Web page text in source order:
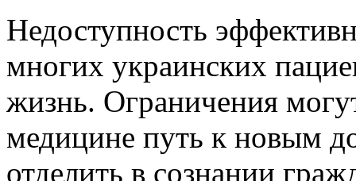
Недоступность
многих украинских
жизнь. Ограничения
медицине путь к новым
отделить в сознании